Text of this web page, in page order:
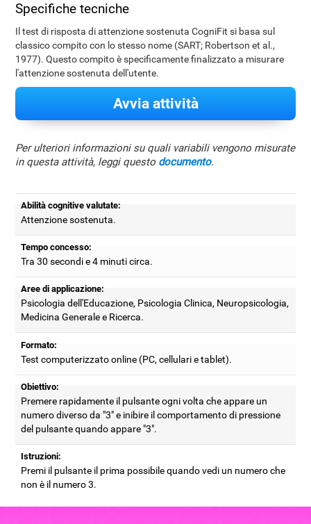
Specifiche tecniche
Il test di risposta di attenzione sostenuta CogniFit si basa sul
classico compito con lo stesso nome (SART; Robertson et al.,
1977). Questo compito è specificamente finalizzato a misurare
l'attenzione sostenuta dell'utente.
Avvia attività
Per ulteriori informazioni su quali variabili vengono misurate
in questa attività, leggi questo documento.
Abilità cognitive valutate:
Attenzione sostenuta.
Tempo concesso:
Tra 30 secondi e 4 minuti circa.
Aree di applicazione:
Psicologia dell'Educazione, Psicologia Clinica, Neuropsicologia,
Medicina Generale e Ricerca.
Formato:
Test computerizzato online (PC, cellulari e tablet).
Obiettivo:
Premere rapidamente il pulsante ogni volta che appare un
numero diverso da "3" e inibire il comportamento di pressione
del pulsante quando appare "3".
Istruzioni:
Premi il pulsante il prima possibile quando vedi un numero che
non è il numero 3.